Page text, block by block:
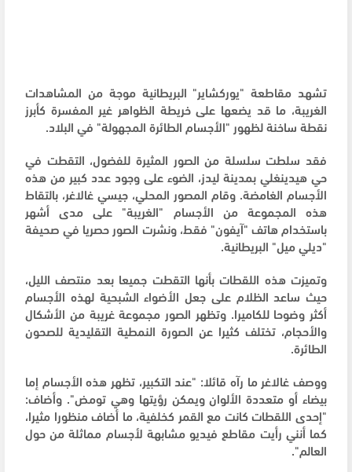
تشهد مقاطعة "يوركشاير" البريطانية موجة من المشاهدات
الغريبة، ما قد يضعها على خريطة الظواهر غير المفسرة كأبرز
نقطة ساخنة لظهور "الأجسام الطائرة المجهولة" في البلاد.
فقد سلطت سلسلة من الصور المثيرة للفضول، التقطت في
حي هيدينغلي بمدينة ليدز، الضوء على وجود عدد كبير من هذه
الأجسام الغامضة. وقام المصور المحلي، جيسي غالاغر، بالتقاط
هذه المجموعة من الأجسام "الغريبة" على مدى أشهر
باستخدام هاتف "آيفون" فقط، ونشرت الصور حصريا في صحيفة
"ديلي ميل" البريطانية.
وتميزت هذه اللقطات بأنها التقطت جميعا بعد منتصف الليل،
حيث ساعد الظلام على جعل الأضواء الشبحية لهذه الأجسام
أكثر وضوحا للكاميرا. وتظهر الصور مجموعة غريبة من الأشكال
والأحجام، تختلف كثيرا عن الصورة النمطية التقليدية للصحون
الطائرة.
ووصف غالاغر ما رآه قائلا: "عند التكبير، تظهر هذه الأجسام إما
بيضاء أو متعددة الألوان ويمكن رؤيتها وهي تومض". وأضاف:
"إحدى اللقطات كانت مع القمر كخلفية، ما أضاف منظورا مثيرا،
كما أنني رأيت مقاطع فيديو مشابهة لأجسام مماثلة من حول
العالم".